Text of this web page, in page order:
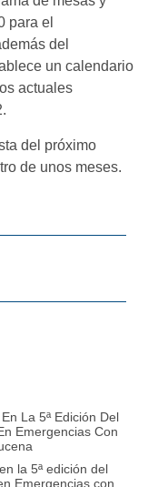
para el
del
un calendario
actuales
del próximo
de unos meses.
La 5ª Edición Del
Emergencias Con
la 5ª edición del
Emergencias con